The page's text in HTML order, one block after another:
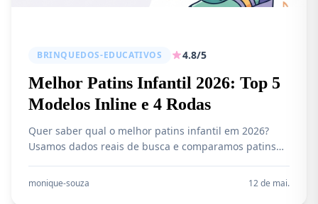
BRINQUEDOS-EDUCATIVOS 4.8/5
Melhor Patins Infantil 2026: Top 5
Modelos Inline e 4 Rodas
Quer saber qual o melhor patins infantil em 2026?
Usamos dados reais de busca e comparamos patins
com segurança, conforto e custo-beneficio.
monique-souza 12 de mai.